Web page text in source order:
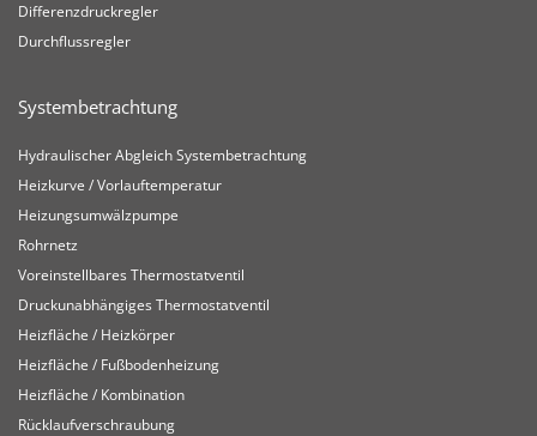
Differenzdruckregler
Durchflussregler
Systembetrachtung
Hydraulischer Abgleich Systembetrachtung
Heizkurve / Vorlauftemperatur
Heizungsumwälzpumpe
Rohrnetz
Voreinstellbares Thermostatventil
Druckunabhängiges Thermostatventil
Heizfläche / Heizkörper
Heizfläche / Fußbodenheizung
Heizfläche / Kombination
Rücklaufverschraubung